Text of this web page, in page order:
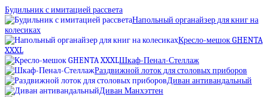
Будильник с имитацией рассвета
Напольный органайзер для книг на
колесиках
Кресло-мешок GHENTA
XXXL
Шкаф-Пенал-Стеллаж
Раздвижной лоток для столовых приборов
Диван антивандальный
Диван Манхэттен